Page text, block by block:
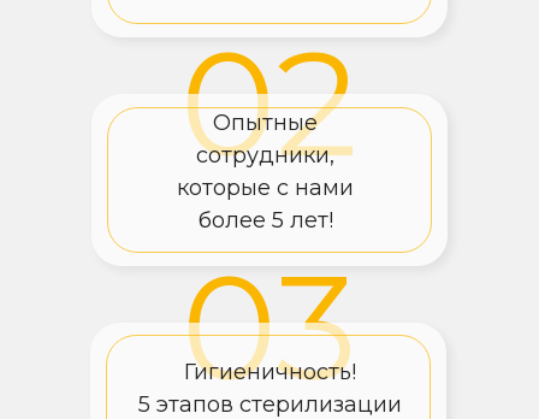
02
03
Опытные
сотрудники,
которые с нами
более 5 лет!
Гигиеничность!
5 этапов стерилизации